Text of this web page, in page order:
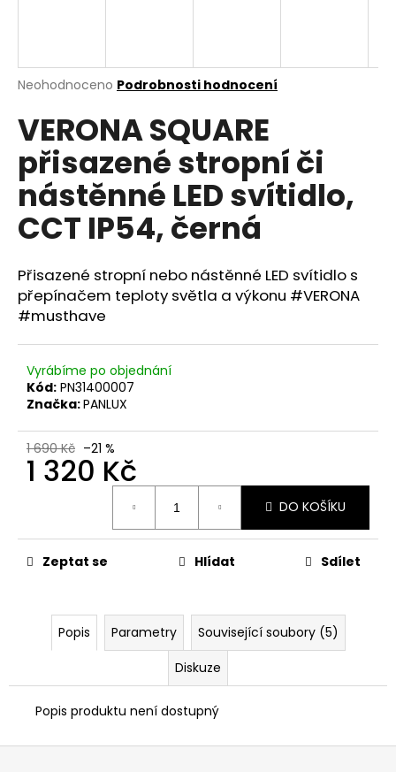
Průměrné
produktu
je
5
hvězdiček.
Neohodnoceno Podrobnosti hodnocení
VERONA SQUARE
přisazené stropní či
nástěnné LED svítidlo,
CCT IP54, černá
Přisazené stropní nebo nástěnné LED svítidlo s
přepínačem teploty světla a výkonu #VERONA
#musthave
Vyrábíme po objednání
Kód: PN31400007
Značka:PANLUX
1 690 Kč –21 %
1 320 Kč
DO KOŠÍKU
Zeptat se Hlídat Sdílet
Popis Parametry
Související soubory (5)
Diskuze
Popis produktu není dostupný
í
t
?
HLEDAT
D
o
p
o
u
č
j
e
m
EVO
CHYTRÝ
REFLEKTOR
SENZOREM
EASY
TUYA
Z